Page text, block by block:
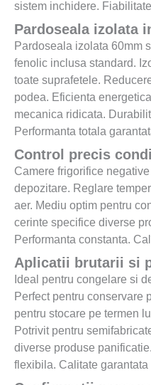
sistem inchidere.
Pardoseala izolata
Pardoseala izolata 60mm
fenolic inclusa standard.
toate suprafetele.
podea. Eficienta
mecanica ridicata.
Performanta totala
Control precis
Camere frigorifice
depozitare. Reglare
aer. Mediu optim pentru
cerinte specifice diverse
Performanta constanta.
Aplicatii brutarii si
Ideal pentru congelare si
Perfect pentru conservare
pentru stocare pe termen
Potrivit pentru
diverse produse
flexibila. Calitate